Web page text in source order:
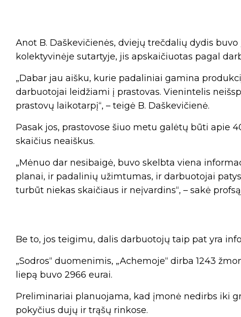
Anot B. Daškevičienės, dviejų trečdalių dydis
kolektyvinėje sutartyje, jis apskaičiuotas pagal
„Dabar jau aišku, kurie padaliniai gamina
darbuotojai leidžiami į prastovas. Vienintelis
prastovų laikotarpį“, – teigė B. Daškevičienė.
Pasak jos, prastovose šiuo metu galėtų būti apie
skaičius neaiškus.
„Mėnuo dar nesibaigė, buvo skelbta viena
planai, ir padalinių užimtumas, ir darbuotojai
turbūt niekas skaičiaus ir neįvardins“, – sakė
Be to, jos teigimu, dalis darbuotojų taip pat yra
„Sodros“ duomenimis, „Achemoje“ dirba 1243
liepą buvo 2966 eurai.
Preliminariai planuojama, kad įmonė nedirbs iki
pokyčius dujų ir trąšų rinkose.